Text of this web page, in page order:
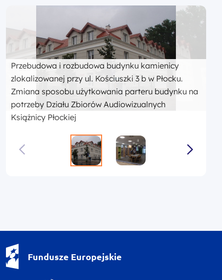
Przebudowa i rozbudowa budynku kamienicy
zlokalizowanej przy ul. Kościuszki 3 b w Płocku.
Zmiana sposobu użytkowania parteru budynku na
potrzeby Działu Zbiorów Audiowizualnych
Książnicy Płockiej
Fundusze Europejskie